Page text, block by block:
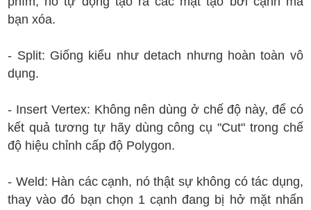
bạn xóa.
- Split: Giống kiểu như detach nhưng hoàn toàn vô
dụng.
- Insert Vertex: Không nên dùng ở chế độ này, để có
kết quả tương tự hãy dùng công cụ "Cut" trong chế
độ hiệu chỉnh cấp độ Polygon.
- Weld: Hàn các cạnh, nó thật sự không có tác dụng,
thay vào đó bạn chọn 1 cạnh đang bị hở mặt nhấn